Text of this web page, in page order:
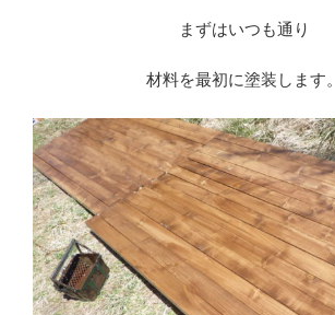
まずはいつも通り
材料を最初に塗装します。